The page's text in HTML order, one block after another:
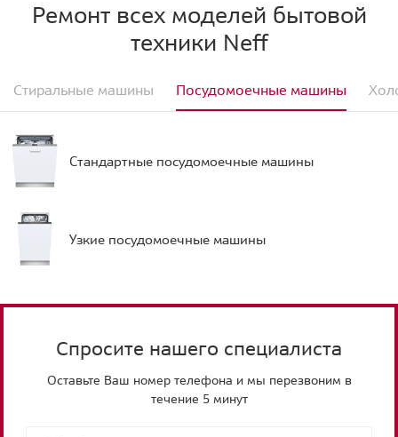
Ремонт всех моделей бытовой
техники Neff
Стиральные машины Посудомоечные машины
Стандартные посудомоечные машины
Узкие посудомоечные машины
Спросите нашего специалиста
Оставьте Ваш номер телефона и мы перезвоним в
течение 5 минут